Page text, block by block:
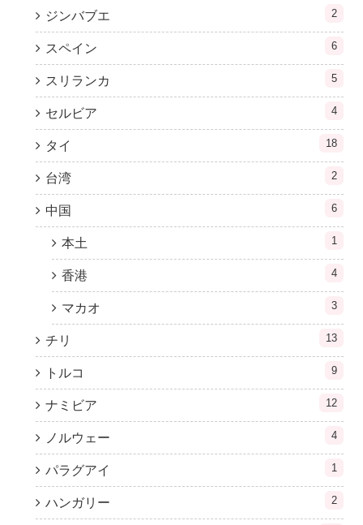
ジンバブエ 2
スペイン 6
スリランカ 5
セルビア 4
タイ 18
台湾 2
中国 6
本土 1
香港 4
マカオ 3
チリ 13
トルコ 9
ナミビア 12
ノルウェー 4
パラグアイ 1
ハンガリー 2